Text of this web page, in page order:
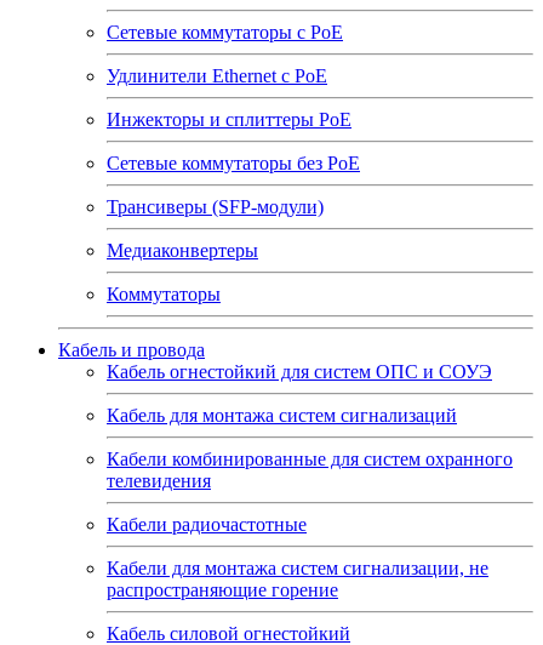
Сетевые коммутаторы с РоЕ
Удлинители Ethernet с PoE
Инжекторы и сплиттеры РоЕ
Сетевые коммутаторы без РоЕ
Трансиверы (SFP-модули)
Медиаконвертеры
Коммутаторы
Кабель и провода
Кабель огнестойкий для систем ОПС и СОУЭ
Кабель для монтажа систем сигнализаций
Кабели комбинированные для систем охранного
телевидения
Кабели радиочастотные
Кабели для монтажа систем сигнализации, не
распространяющие горение
Кабель силовой огнестойкий